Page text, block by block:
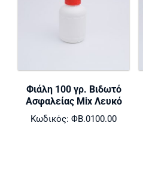
Φιάλη 100 γρ. Βιδωτό
Ασφαλείας Mix Λευκό
Κωδικός: ΦΒ.0100.00